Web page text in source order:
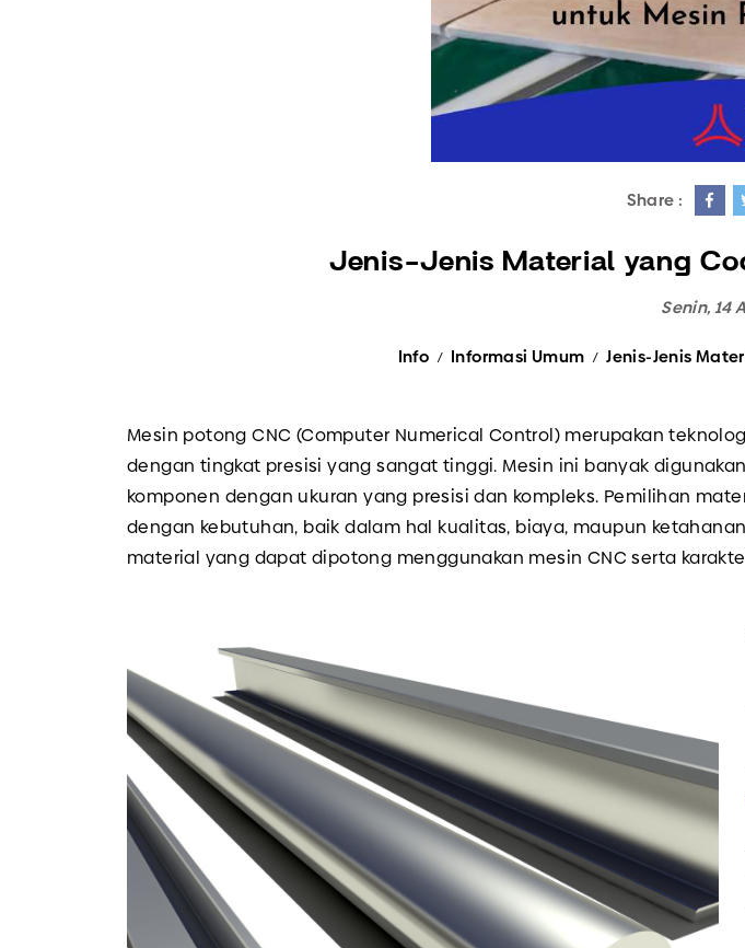
Share :
Jenis-Jenis Material yang
Senin, 14
Info Informasi Umum Jenis-Jenis
Mesin potong CNC (Computer Numerical Control) merupakan
dengan tingkat presisi yang sangat tinggi. Mesin ini banyak
komponen dengan ukuran yang presisi dan kompleks. Pemilihan
dengan kebutuhan, baik dalam hal kualitas, biaya, maupun
material yang dapat dipotong menggunakan mesin CNC serta